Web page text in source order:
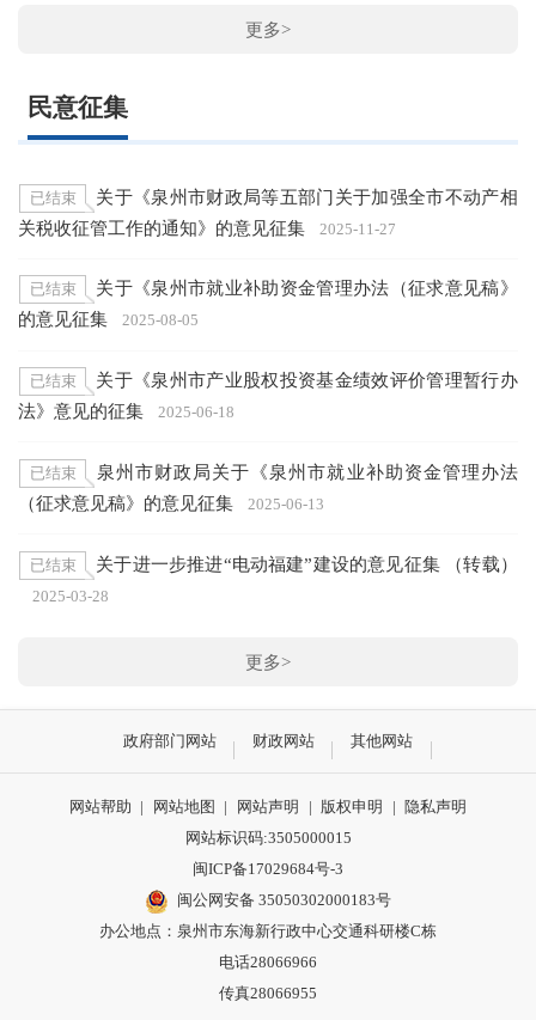
更多>
民意征集
已结束
关于《泉州市财政局等五部门关于加强全市不动产相
关税收征管工作的通知》的意见征集
2025-11-27
已结束
关于《泉州市就业补助资金管理办法（征求意见稿》
的意见征集
2025-08-05
已结束
关于《泉州市产业股权投资基金绩效评价管理暂行办
法》意见的征集
2025-06-18
已结束
泉州市财政局关于《泉州市就业补助资金管理办法
（征求意见稿》的意见征集
2025-06-13
已结束 关于进一步推进“电动福建”建设的意见征集 （转载）
2025-03-28
更多>
政府部门网站 财政网站 其他网站
网站帮助 | 网站地图 | 网站声明 | 版权申明 | 隐私声明
网站标识码:3505000015
闽ICP备17029684号-3
闽公网安备 35050302000183号
办公地点：泉州市东海新行政中心交通科研楼C栋
电话28066966
传真28066955